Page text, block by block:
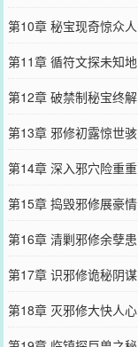
第10章 秘宝现奇惊众人
第11章 循符文探未知地
第12章 破禁制秘宝终解
第13章 邪修初露惊世骇
第14章 深入邪穴险重重
第15章 捣毁邪修展豪情
第16章 清剿邪修余孽患
第17章 识邪修诡秘阴谋
第18章 灭邪修大快人心